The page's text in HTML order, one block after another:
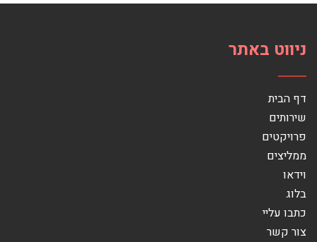
ניווט באתר
דף הבית
שירותים
פרויקטים
ממליצים
וידאו
בלוג
כתבו עליי
צור קשר